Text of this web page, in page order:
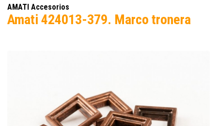
AMATI Accesorios
Amati 424013-379. Marco tronera